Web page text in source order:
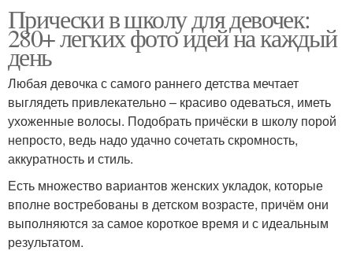
Прически в школу для девочек:
280+ легких фото идей на каждый
день
Любая девочка с самого раннего детства мечтает
выглядеть привлекательно – красиво одеваться, иметь
ухоженные волосы. Подобрать причёски в школу порой
непросто, ведь надо удачно сочетать скромность,
аккуратность и стиль.
Есть множество вариантов женских укладок, которые
вполне востребованы в детском возрасте, причём они
выполняются за самое короткое время и с идеальным
результатом.